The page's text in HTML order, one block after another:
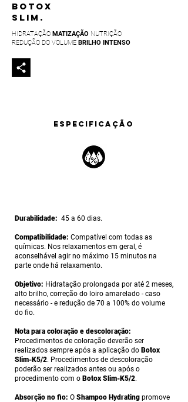
BOTOX
SLIM.
HIDRATAÇÃO MATIZAÇÃO NUTRIÇÃO
REDUÇÃO DO VOLUME BRILHO INTENSO
ESPECIFICAÇÃO
Durabilidade: 45 a 60 dias.
Compatibilidade: Compatível com todas as
químicas. Nos relaxamentos em geral, é
aconselhável agir no máximo 15 minutos na
parte onde há relaxamento.
Objetivo: Hidratação prolongada por até 2 meses,
alto brilho, correção do loiro amarelado - caso
necessário - e redução de 70 a 100% do volume
do fio.
Nota para coloração e descoloração:
Procedimentos de coloração deverão ser
realizados sempre após a aplicação do Botox
Slim-K5/2. Procedimentos de descoloração
poderão ser realizados antes ou após o
procedimento com o Botox Slim-K5/2.
Absorção no fio: O Shampoo Hydrating promove